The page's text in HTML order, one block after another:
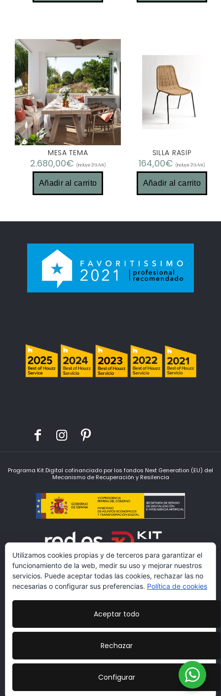
MESA TEMA
2.680,00€ (Incluye 21% IVA)
Añadir al carrito
SILLA RASIP
164,00€ (Incluye 21% IVA)
Añadir al carrito
Programa Kit Digital cofinanciado por los fondos Next Generation (EU) del
Mecanismo de Recuperación y Resilencia
www.lacarmariosyvestidores.com
Política de Protección de Datos
|Más información sobre las
cookies|Declaración de Accesibilidad
Utilizamos cookies propias y de terceros para garantizar el
funcionamiento de la web, medir su uso y mejorar nuestros
servicios. Puede aceptar todas las cookies, rechazar las no
necesarias o configurar sus preferencias. Política de cookies
Aceptar todo
Rechazar
Configurar